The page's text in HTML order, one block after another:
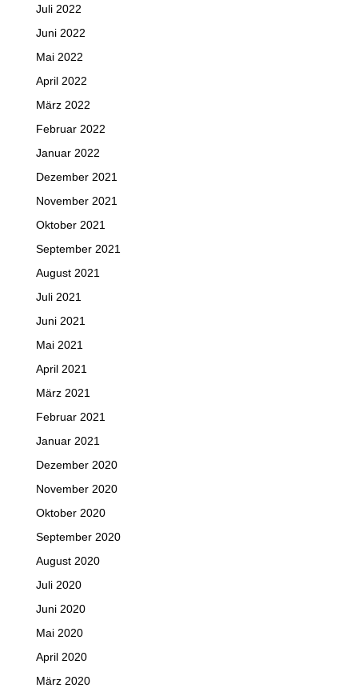
Juli 2022
Juni 2022
Mai 2022
April 2022
März 2022
Februar 2022
Januar 2022
Dezember 2021
November 2021
Oktober 2021
September 2021
August 2021
Juli 2021
Juni 2021
Mai 2021
April 2021
März 2021
Februar 2021
Januar 2021
Dezember 2020
November 2020
Oktober 2020
September 2020
August 2020
Juli 2020
Juni 2020
Mai 2020
April 2020
März 2020